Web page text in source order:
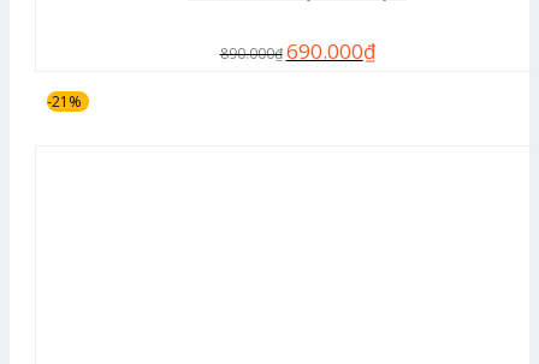
890.000₫ 690.000₫
-21%